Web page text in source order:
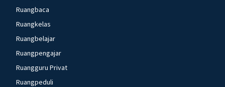
Ruangbaca
Ruangkelas
Ruangbelajar
Ruangpengajar
Ruangguru Privat
Ruangpeduli